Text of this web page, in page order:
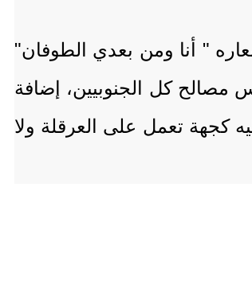
" أنا ومن بعدي الطوفان"
مصالح كل الجنوبيين، إضافة
كجهة تعمل على العرقلة ولا